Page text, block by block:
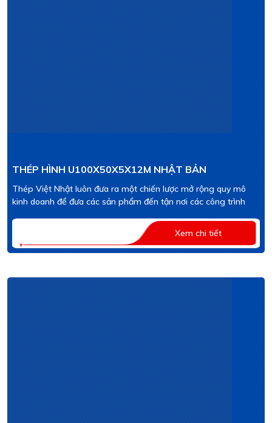
THÉP HÌNH U100X50X5X12M NHẬT BẢN
Thép Việt Nhật luôn đưa ra một chiến lược mở rộng quy mô
kinh doanh để đưa các sản phẩm đến tận nơi các công trình
Xem chi tiết